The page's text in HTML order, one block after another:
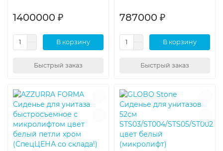
1400000 ₽
В корзину
Быстрый заказ
787000 ₽
В корзину
Быстрый заказ